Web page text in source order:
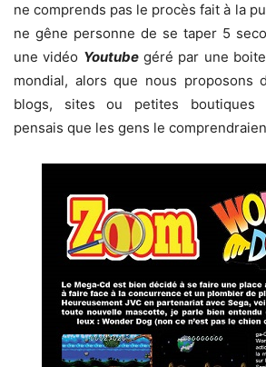
ne comprends pas le procès fait à la
ne gêne personne de se taper 5
une vidéo Youtubegéré par une
mondial, alors que nous proposons
blogs, sites ou petites boutiques
pensais que les gens le